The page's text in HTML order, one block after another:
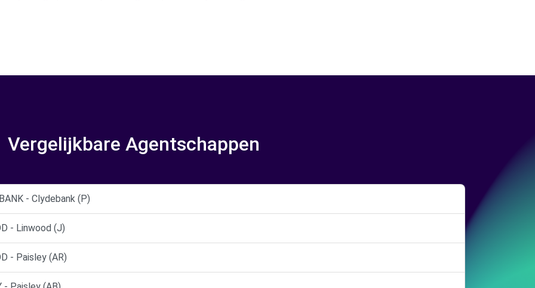
Vergelijkbare Agentschappen
- Clydebank (P)
- Linwood (J)
- Paisley (AR)